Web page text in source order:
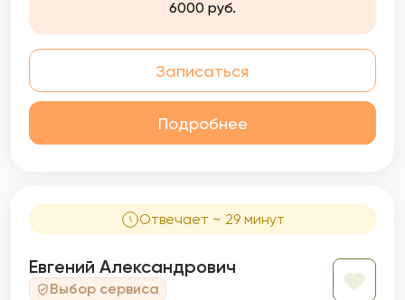
6000 руб.
Записаться
Подробнее
Отвечает ~ 29 минут
Евгений Александрович
Выбор сервиса